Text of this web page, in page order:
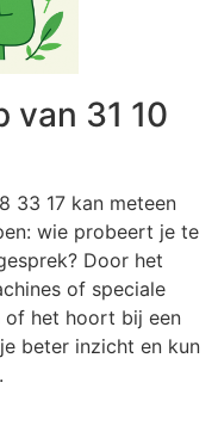
van 31 10
33 17 kan meteen
wie probeert je te
Door het
of speciale
of het hoort bij een
beter inzicht en kun